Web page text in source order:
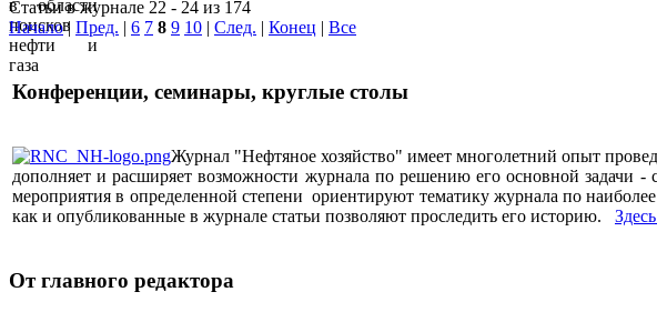
Статьи в журнале 22 - 24 из 174
Начало| Пред. | 6 7 8 9 10 | След. | Конец | Все
Конференции, семинары, круглые столы
Журнал "Нефтяное хозяйство" имеет многолетний опыт
дополняет и расширяет возможности журнала по решению его основной задачи -
мероприятия в определенной степени ориентируют тематику журнала по
как и опубликованные в журнале статьи позволяют проследить его историю.
От главного редактора